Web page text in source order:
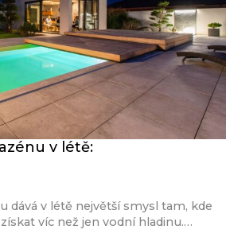
v létě:
dává v létě největší smysl tam, kde
víc než jen vodní hladinu.…